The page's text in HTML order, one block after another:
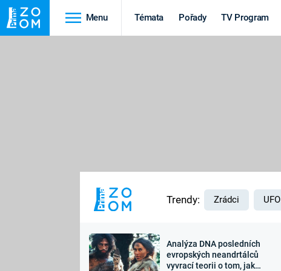
Menu Témata Pořady TV Program
Výročí
Trendy: Zrádci UFO
Analýza DNA posledních
evropských neandrtálců
vyvrací teorii o tom, jak